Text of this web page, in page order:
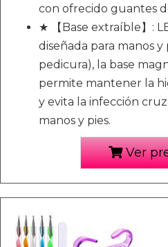
con ofrecido guantes
★ 【Base extraíble】:
diseñada para manos y
pedicura), la base
permite mantener la
y evita la infección
manos y pies.
Ver